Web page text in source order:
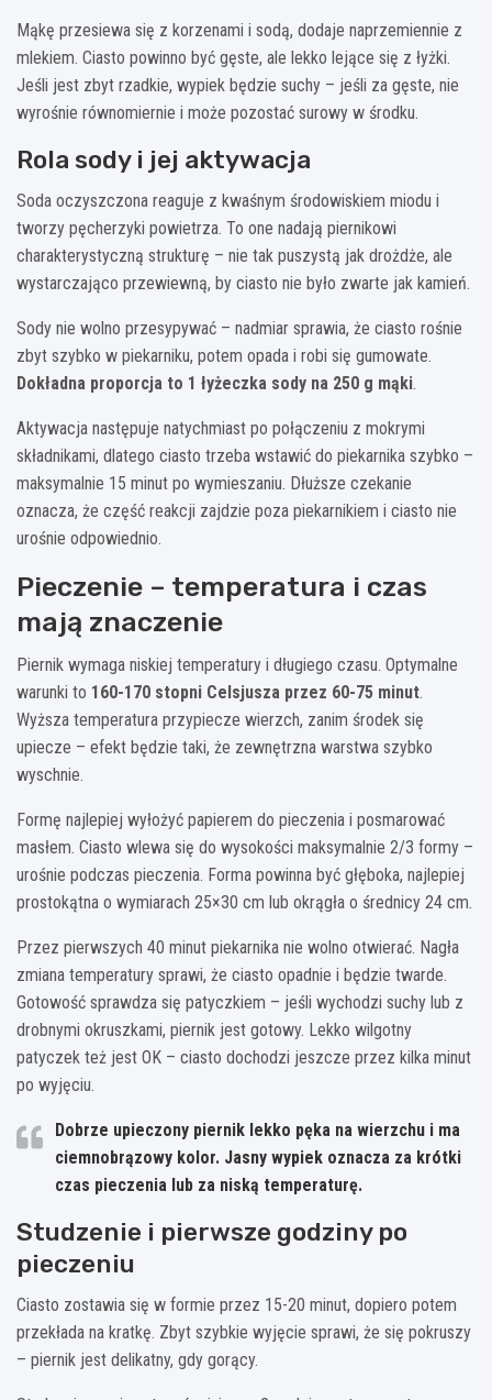
Mąkę przesiewa się z korzenami i sodą, dodaje naprzemiennie z
mlekiem. Ciasto powinno być gęste, ale lekko lejące się z łyżki.
Jeśli jest zbyt rzadkie, wypiek będzie suchy – jeśli za gęste, nie
wyrośnie równomiernie i może pozostać surowy w środku.
Rola sody i jej aktywacja
Soda oczyszczona reaguje z kwaśnym środowiskiem miodu i
tworzy pęcherzyki powietrza. To one nadają piernikowi
charakterystyczną strukturę – nie tak puszystą jak drożdże, ale
wystarczająco przewiewną, by ciasto nie było zwarte jak kamień.
Sody nie wolno przesypywać – nadmiar sprawia, że ciasto rośnie
zbyt szybko w piekarniku, potem opada i robi się gumowate.
Dokładna proporcja to 1 łyżeczka sody na 250 g mąki.
Aktywacja następuje natychmiast po połączeniu z mokrymi
składnikami, dlatego ciasto trzeba wstawić do piekarnika szybko –
maksymalnie 15 minut po wymieszaniu. Dłuższe czekanie
oznacza, że część reakcji zajdzie poza piekarnikiem i ciasto nie
urośnie odpowiednio.
Pieczenie – temperatura i czas
mają znaczenie
Piernik wymaga niskiej temperatury i długiego czasu. Optymalne
warunki to 160-170 stopni Celsjusza przez 60-75 minut.
Wyższa temperatura przypiecze wierzch, zanim środek się
upiecze – efekt będzie taki, że zewnętrzna warstwa szybko
wyschnie.
Formę najlepiej wyłożyć papierem do pieczenia i posmarować
masłem. Ciasto wlewa się do wysokości maksymalnie 2/3 formy –
urośnie podczas pieczenia. Forma powinna być głęboka, najlepiej
prostokątna o wymiarach 25×30 cm lub okrągła o średnicy 24 cm.
Przez pierwszych 40 minut piekarnika nie wolno otwierać. Nagła
zmiana temperatury sprawi, że ciasto opadnie i będzie twarde.
Gotowość sprawdza się patyczkiem – jeśli wychodzi suchy lub z
drobnymi okruszkami, piernik jest gotowy. Lekko wilgotny
patyczek też jest OK – ciasto dochodzi jeszcze przez kilka minut
po wyjęciu.
Dobrze upieczony piernik lekko pęka na wierzchu i ma
ciemnobrązowy kolor. Jasny wypiek oznacza za krótki
czas pieczenia lub za niską temperaturę.
Studzenie i pierwsze godziny po
pieczeniu
Ciasto zostawia się w formie przez 15-20 minut, dopiero potem
przekłada na kratkę. Zbyt szybkie wyjęcie sprawi, że się pokruszy
– piernik jest delikatny, gdy gorący.